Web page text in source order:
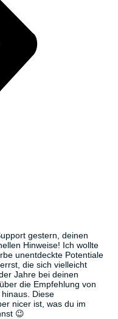
gestern, deinen
Hinweise! Ich wollte
unentdeckte Potentiale
die sich vielleicht
Jahre bei deinen
die Empfehlung von
Diese
nicer ist, was du im
😉​